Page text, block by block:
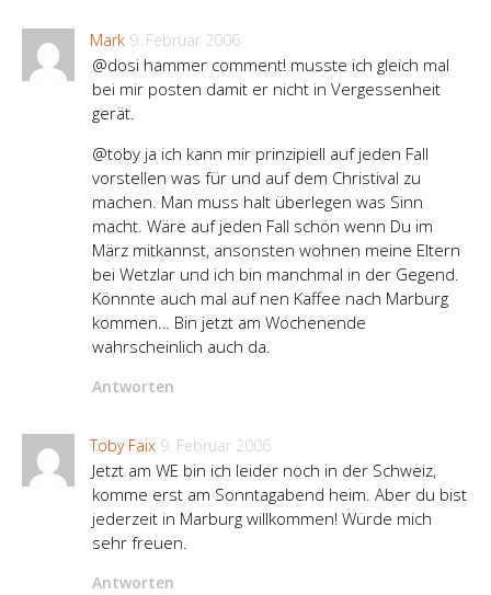
Mark 9. Februar 2006
@dosi hammer comment! musste ich gleich mal
bei mir posten damit er nicht in Vergessenheit
gerät.
@toby ja ich kann mir prinzipiell auf jeden Fall
vorstellen was für und auf dem Christival zu
machen. Man muss halt überlegen was Sinn
macht. Wäre auf jeden Fall schön wenn Du im
März mitkannst, ansonsten wohnen meine Eltern
bei Wetzlar und ich bin manchmal in der Gegend.
Könnnte auch mal auf nen Kaffee nach Marburg
kommen… Bin jetzt am Wochenende
wahrscheinlich auch da.
Antworten
Toby Faix 9. Februar 2006
Jetzt am WE bin ich leider noch in der Schweiz,
komme erst am Sonntagabend heim. Aber du bist
jederzeit in Marburg willkommen! Würde mich
sehr freuen.
Antworten